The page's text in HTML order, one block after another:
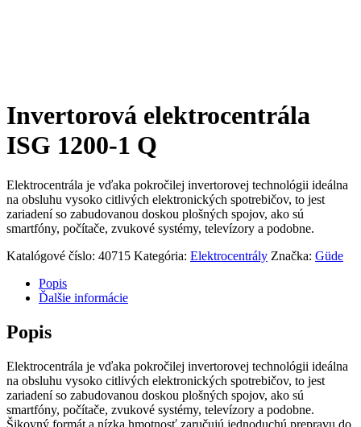
Invertorová elektrocentrála
ISG 1200-1 Q
Elektrocentrála je vďaka pokročilej invertorovej technológii ideálna
na obsluhu vysoko citlivých elektronických spotrebičov, to jest
zariadení so zabudovanou doskou plošných spojov, ako sú
smartfóny, počítače, zvukové systémy, televízory a podobne.
Katalógové číslo: 40715 Kategória: Elektrocentrály Značka: Güde
Popis
Ďalšie informácie
Popis
Elektrocentrála je vďaka pokročilej invertorovej technológii ideálna
na obsluhu vysoko citlivých elektronických spotrebičov, to jest
zariadení so zabudovanou doskou plošných spojov, ako sú
smartfóny, počítače, zvukové systémy, televízory a podobne.
Šikovný formát a nízka hmotnosť zaručujú jednoduchú prepravu do